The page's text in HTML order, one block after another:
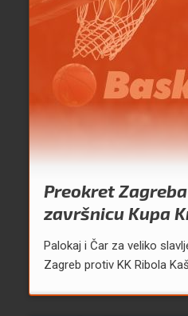
Preokret
završnicu Kupa
Palokaj i Čar za veliko
Zagreb protiv KK Ribola